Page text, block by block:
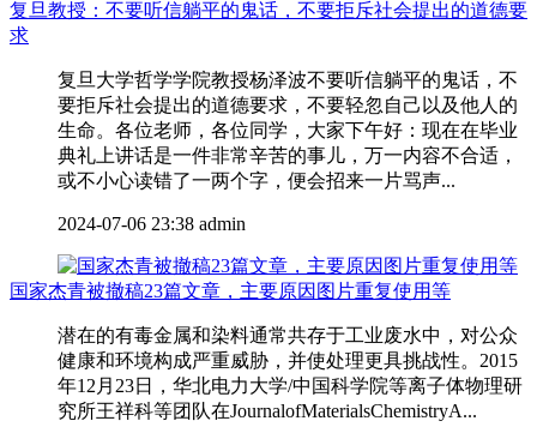
复旦教授：不要听信躺平的鬼话，不要拒斥社会提出的道德要
求
复旦大学哲学学院教授杨泽波不要听信躺平的鬼话，不
要拒斥社会提出的道德要求，不要轻忽自己以及他人的
生命。各位老师，各位同学，大家下午好：现在在毕业
典礼上讲话是一件非常辛苦的事儿，万一内容不合适，
或不小心读错了一两个字，便会招来一片骂声...
2024-07-06 23:38 admin
国家杰青被撤稿23篇文章，主要原因图片重复使用等
潜在的有毒金属和染料通常共存于工业废水中，对公众
健康和环境构成严重威胁，并使处理更具挑战性。2015
年12月23日，华北电力大学/中国科学院等离子体物理研
究所王祥科等团队在JournalofMaterialsChemistryA...